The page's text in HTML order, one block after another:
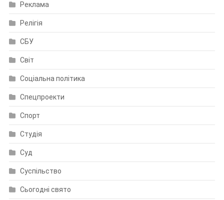
Реклама
Релігія
СБУ
Світ
Соціальна політика
Спецпроекти
Спорт
Студія
Суд
Суспільство
Сьогодні свято